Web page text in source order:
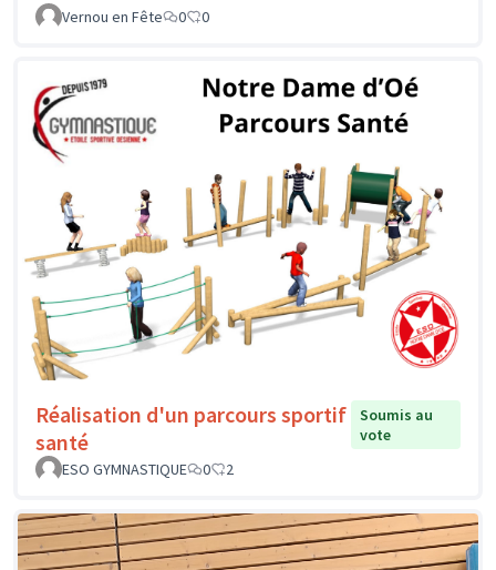
Vernou en Fête 0 0
Réalisation d'un parcours sportif
santé
Soumis au
vote
ESO GYMNASTIQUE
0 2